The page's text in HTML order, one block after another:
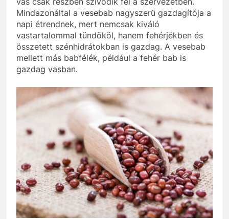
Mindazonáltal a vesebab nagyszerű gazdagítója a
napi étrendnek, mert nemcsak kiváló
vastartalommal tündököl, hanem fehérjékben és
összetett szénhidrátokban is gazdag. A vesebab
mellett más babfélék, például a fehér bab is
gazdag vasban.